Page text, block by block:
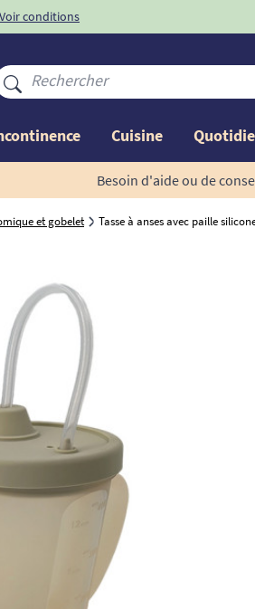
Voir conditions
Cuisine
Besoin d'aide ou de
et gobelet Tasse à anses avec paille